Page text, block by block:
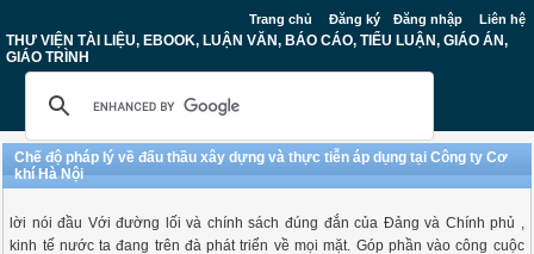
Trang chủ Đăng ký Đăng nhập Liên hệ
THƯ VIỆN TÀI LIỆU, EBOOK, LUẬN VĂN, BÁO CÁO, TIỂU LUẬN, GIÁO ÁN,
GIÁO TRÌNH
Chế độ pháp lý về đấu thầu xây dựng và thực tiễn áp dụng tại Công ty Cơ
khí Hà Nội
lời nói đầu Với đường lối và chính sách đúng đắn của Đảng và Chính phủ ,
kinh tế nước ta đang trên đà phát triển về mọi mặt. Góp phần vào công cuộc